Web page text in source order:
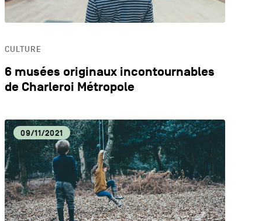
CULTURE
6 musées originaux incontournables
de Charleroi Métropole
09/11/2021